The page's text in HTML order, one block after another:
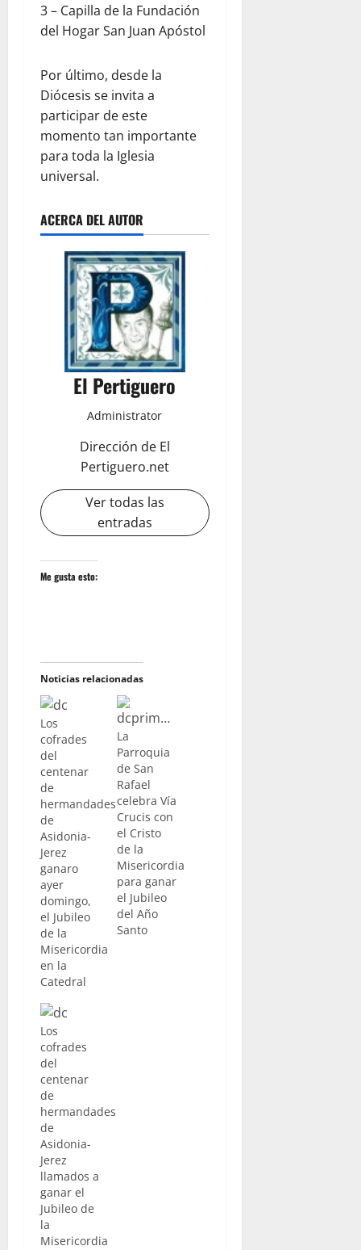
3 – Capilla de la Fundación
del Hogar San Juan Apóstol
Por último, desde la
Diócesis se invita a
participar de este
momento tan importante
para toda la Iglesia
universal.
ACERCA DEL AUTOR
El Pertiguero
Administrator
Dirección de El
Pertiguero.net
Ver todas las
entradas
Me gusta esto:
Noticias relacionadas
Los
cofrades
del
centenar
de
hermandades
de
Asidonia-
Jerez
ganaro
ayer
domingo,
el Jubileo
de la
Misericordia
en la
Catedral
La
Parroquia
de San
Rafael
celebra Vía
Crucis con
el Cristo
de la
Misericordia
para ganar
el Jubileo
del Año
Santo
Los
cofrades
del
centenar
de
hermandades
de
Asidonia-
Jerez
llamados a
ganar el
Jubileo de
la
Misericordia